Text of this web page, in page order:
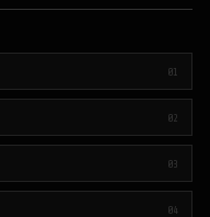
01
02
03
04